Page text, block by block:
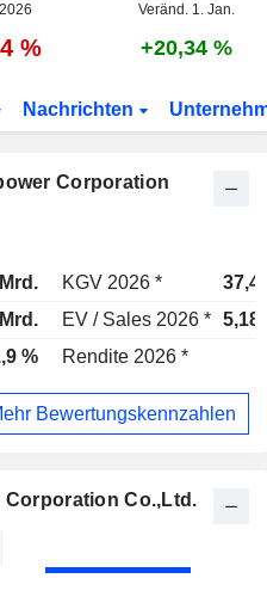
Veränd. 1. Jan.
% +20,34 %
Nachrichten
Corporation
KGV 2026 *
EV / Sales 2026 *
% Rendite 2026 *
Bewertungskennzahlen
Corporation Co.,Ltd.